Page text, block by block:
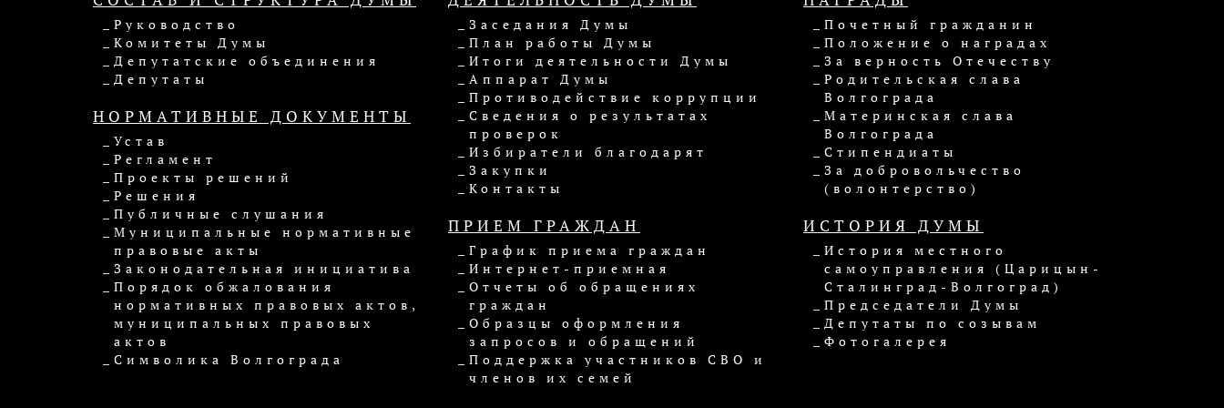
Руководство
Комитеты Думы
Депутатские объединения
Депутаты
НОРМАТИВНЫЕ ДОКУМЕНТЫ
Устав
Регламент
Проекты решений
Решения
Публичные слушания
Муниципальные нормативные
правовые акты
Законодательная инициатива
Порядок обжалования
нормативных правовых актов,
муниципальных правовых
актов
Символика Волгограда
Заседания Думы
План работы Думы
Итоги деятельности Думы
Аппарат Думы
Противодействие коррупции
Сведения о результатах
проверок
Избиратели благодарят
Закупки
Контакты
ПРИЕМ ГРАЖДАН
График приема граждан
Интернет-приемная
Отчеты об обращениях
граждан
Образцы оформления
запросов и обращений
Поддержка участников СВО и
членов их семей
Почетный гражданин
Положение о наградах
За верность Отечеству
Родительская слава
Волгограда
Материнская слава
Волгограда
Стипендиаты
За добровольчество
(волонтерство)
ИСТОРИЯ ДУМЫ
История местного
самоуправления (Царицын-
Сталинград-Волгоград)
Председатели Думы
Депутаты по созывам
Фотогалерея